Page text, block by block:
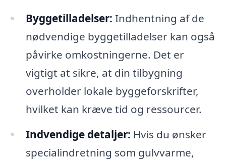
Byggetilladelser: Indhentning af de
nødvendige byggetilladelser kan også
påvirke omkostningerne. Det er
vigtigt at sikre, at din tilbygning
overholder lokale byggeforskrifter,
hvilket kan kræve tid og ressourcer.
Indvendige detaljer: Hvis du ønsker
specialindretning som gulvvarme,